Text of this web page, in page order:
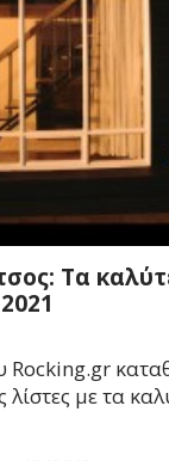
Τα
Rocking.gr
με τα